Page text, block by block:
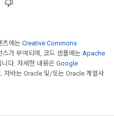
츠에는 Creative Commons
스가 부여되며, 코드 샘플에는 Apache
다. 자세한 내용은 Google
자바는 Oracle 및/또는 Oracle 계열사